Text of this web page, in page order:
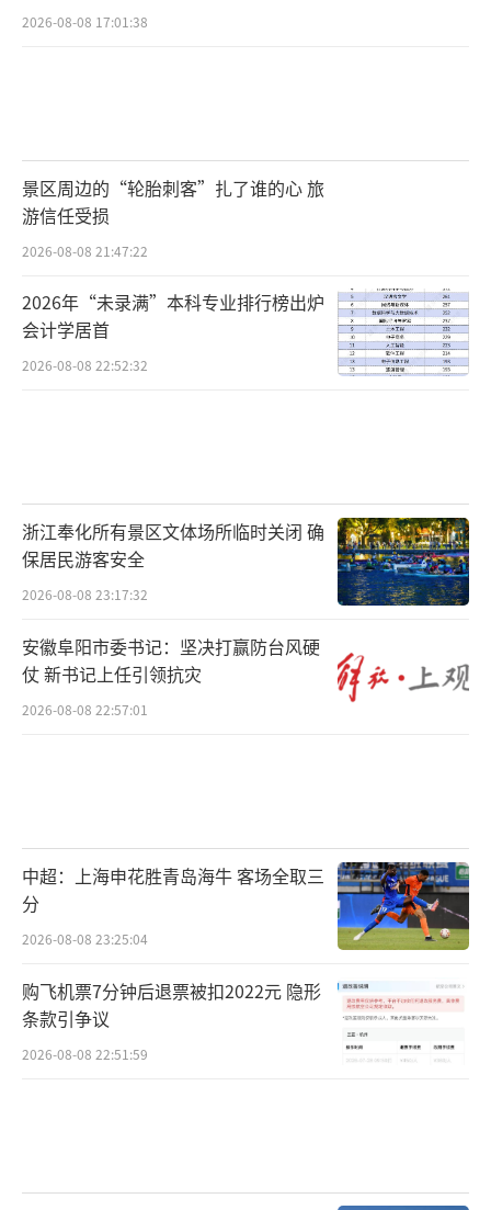
2026-08-08 17:01:38
景区周边的“轮胎刺客”扎了谁的心 旅
游信任受损
2026-08-08 21:47:22
2026年“未录满”本科专业排行榜出炉
会计学居首
2026-08-08 22:52:32
浙江奉化所有景区文体场所临时关闭 确
保居民游客安全
2026-08-08 23:17:32
安徽阜阳市委书记：坚决打赢防台风硬
仗 新书记上任引领抗灾
2026-08-08 22:57:01
中超：上海申花胜青岛海牛 客场全取三
分
2026-08-08 23:25:04
购飞机票7分钟后退票被扣2022元 隐形
条款引争议
2026-08-08 22:51:59